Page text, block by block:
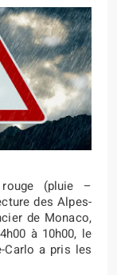
(pluie –
des Alpes-
de Monaco,
à 10h00, le
Carlo a pris les